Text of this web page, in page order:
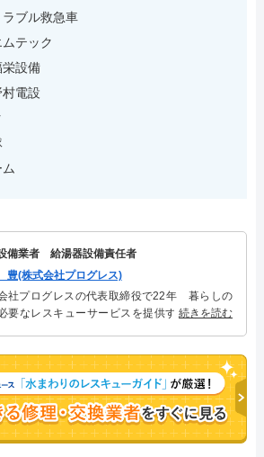
ブル救急車
テック
設備
電設
備業者 給湯器設備責任者
(株式会社プログレス)
社プログレスの代表取締役で22年 暮らしの
要なレスキューサービスを提供する株式会社
くのお客様に信頼される「給湯器」のスペシ
ト。
続きを読む